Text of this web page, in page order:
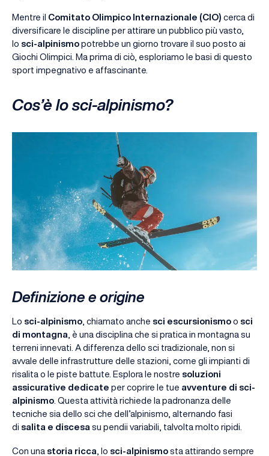
Mentre il Comitato Olimpico Internazionale (CIO) cerca di
diversificare le discipline per attirare un pubblico più vasto,
lo sci-alpinismo potrebbe un giorno trovare il suo posto ai
Giochi Olimpici. Ma prima di ciò, esploriamo le basi di questo
sport impegnativo e affascinante.
Cos’è lo sci-alpinismo?
Definizione e origine
Lo sci-alpinismo , chiamato anche sci escursionismo o sci
di montagna , è una disciplina che si pratica in montagna su
terreni innevati. A differenza dello sci tradizionale, non si
avvale delle infrastrutture delle stazioni, come gli impianti di
risalita o le piste battute. Esplora le nostre soluzioni
assicurative dedicate per coprire le tue avventure di sci-
alpinismo . Questa attività richiede la padronanza delle
tecniche sia dello sci che dell’alpinismo, alternando fasi
di salita e discesa su pendii variabili, talvolta molto ripidi.
Con una storia ricca , lo sci-alpinismo sta attirando sempre